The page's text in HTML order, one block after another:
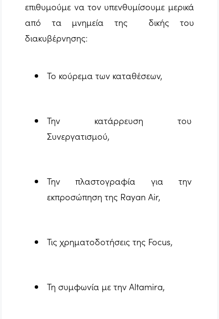
επιθυμούμε να τον υπενθυμίσουμε μερικά
από τα μνημεία της δικής του
διακυβέρνησης:
Το κούρεμα των καταθέσεων,
Την κατάρρευση του
Συνεργατισμού,
Την πλαστογραφία για την
εκπροσώπηση της Rayan Air,
Τις χρηματοδοτήσεις της Focus,
Τη συμφωνία με την Altamira,